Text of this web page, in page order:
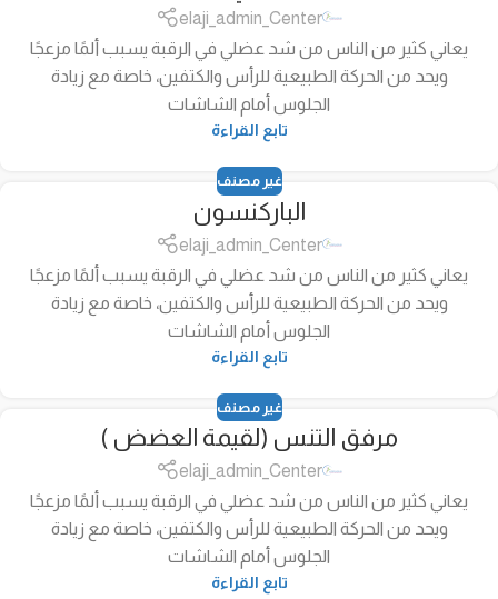
elaji_admin_Center
يعاني كثير من الناس من شد عضلي في الرقبة يسبب ألمًا مزعجًا
ويحد من الحركة الطبيعية للرأس والكتفين، خاصة مع زيادة
الجلوس أمام الشاشات
تابع القراءة
غير مصنف
الباركنسون
elaji_admin_Center
يعاني كثير من الناس من شد عضلي في الرقبة يسبب ألمًا مزعجًا
ويحد من الحركة الطبيعية للرأس والكتفين، خاصة مع زيادة
الجلوس أمام الشاشات
تابع القراءة
غير مصنف
مرفق التنس (لقيمة العضض )
elaji_admin_Center
يعاني كثير من الناس من شد عضلي في الرقبة يسبب ألمًا مزعجًا
ويحد من الحركة الطبيعية للرأس والكتفين، خاصة مع زيادة
الجلوس أمام الشاشات
تابع القراءة